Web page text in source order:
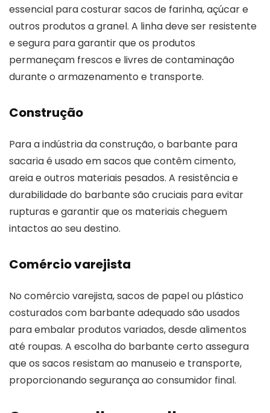
essencial para costurar sacos de farinha, açúcar e
outros produtos a granel. A linha deve ser resistente
e segura para garantir que os produtos
permaneçam frescos e livres de contaminação
durante o armazenamento e transporte.
Construção
Para a indústria da construção, o barbante para
sacaria é usado em sacos que contêm cimento,
areia e outros materiais pesados. A resistência e
durabilidade do barbante são cruciais para evitar
rupturas e garantir que os materiais cheguem
intactos ao seu destino.
Comércio varejista
No comércio varejista, sacos de papel ou plástico
costurados com barbante adequado são usados
para embalar produtos variados, desde alimentos
até roupas. A escolha do barbante certo assegura
que os sacos resistam ao manuseio e transporte,
proporcionando segurança ao consumidor final.